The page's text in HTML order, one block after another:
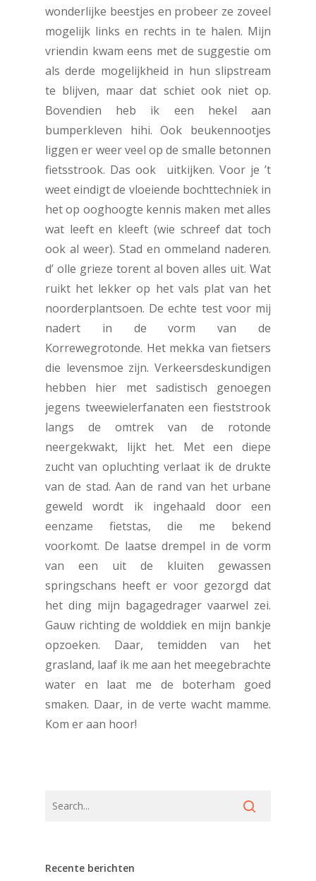
wonderlijke beestjes en probeer ze zoveel
mogelijk links en rechts in te halen. Mijn
vriendin kwam eens met de suggestie om
als derde mogelijkheid in hun slipstream
te blijven, maar dat schiet ook niet op.
Bovendien heb ik een hekel aan
bumperkleven hihi. Ook beukennootjes
liggen er weer veel op de smalle betonnen
fietsstrook. Das ook uitkijken. Voor je ’t
weet eindigt de vloeiende bochttechniek in
het op ooghoogte kennis maken met alles
wat leeft en kleeft (wie schreef dat toch
ook al weer). Stad en ommeland naderen.
d’ olle grieze torent al boven alles uit. Wat
ruikt het lekker op het vals plat van het
noorderplantsoen. De echte test voor mij
nadert in de vorm van de
Korrewegrotonde. Het mekka van fietsers
die levensmoe zijn. Verkeersdeskundigen
hebben hier met sadistisch genoegen
jegens tweewielerfanaten een fieststrook
langs de omtrek van de rotonde
neergekwakt, lijkt het. Met een diepe
zucht van opluchting verlaat ik de drukte
van de stad. Aan de rand van het urbane
geweld wordt ik ingehaald door een
eenzame fietstas, die me bekend
voorkomt. De laatse drempel in de vorm
van een uit de kluiten gewassen
springschans heeft er voor gezorgd dat
het ding mijn bagagedrager vaarwel zei.
Gauw richting de wolddiek en mijn bankje
opzoeken. Daar, temidden van het
grasland, laaf ik me aan het meegebrachte
water en laat me de boterham goed
smaken. Daar, in de verte wacht mamme.
Kom er aan hoor!
Recente berichten